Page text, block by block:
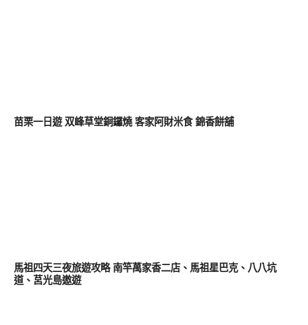
苗栗一日遊 双峰草堂銅鑼燒 客家阿財米食 錦香餅舖
馬祖四天三夜旅遊攻略 南竿萬家香二店、馬祖星巴克、八八坑
道、莒光島遨遊